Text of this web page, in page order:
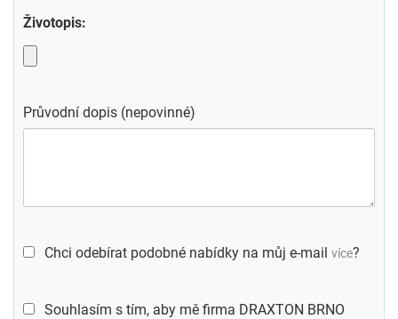
Životopis:
Průvodní dopis (nepovinné)
Chci odebírat podobné nabídky na můj e-mail více?
Souhlasím s tím, aby mě firma DRAXTON BRNO